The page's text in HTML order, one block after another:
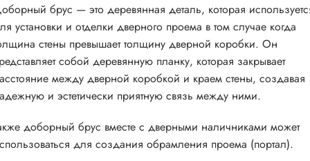
брус — это деревянная деталь, которая
установки и отделки дверного проема в том случае когда
стены превышает толщину дверной коробки. Он
собой деревянную планку, которая закрывает
между дверной коробкой и краем стены, создавая
и эстетически приятную связь между ними.
доборный брус вместе с дверными наличниками может
для создания обрамления проема (портал).